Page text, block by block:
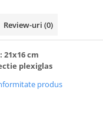
Review-uri (0)
cm
plexiglas
produs